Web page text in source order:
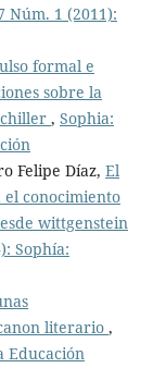
Núm. 1 (2011):
formal e
sobre la
, Sophia:
Felipe Díaz, El
conocimiento
wittgenstein
Sophía:
literario ,
Educación